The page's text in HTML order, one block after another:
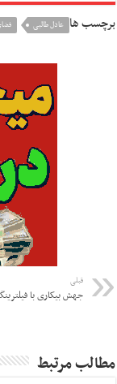
برچسب ها عادل طالبی
قبلی
جهش بیکاری با
مطالب مرتبط